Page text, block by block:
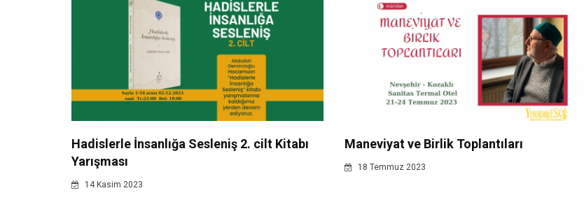
Hadislerle İnsanlığa Sesleniş 2. cilt Kitabı
Yarışması
14 Kasim 2023
Maneviyat ve Birlik Toplantıları
18 Temmuz 2023